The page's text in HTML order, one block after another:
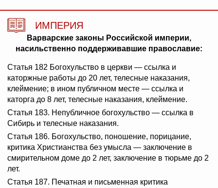
ИМПЕРИЯ
Варварские законы Российской империи,
насильственно поддерживавшие православие:
Статья 182 Богохульство в церкви — ссылка и
каторжные работы до 20 лет, телесные наказания,
клеймение; в ином публичном месте — ссылка и
каторга до 8 лет, телесные наказания, клеймение.
Статья 183. Непубличное богохульство — ссылка в
Сибирь и телесные наказания.
Статья 186. Богохульство, поношение, порицание,
критика Христианства без умысла — заключение в
смирительном доме до 2 лет, заключение в тюрьме до 2
лет.
Статья 187. Печатная и письменная критика